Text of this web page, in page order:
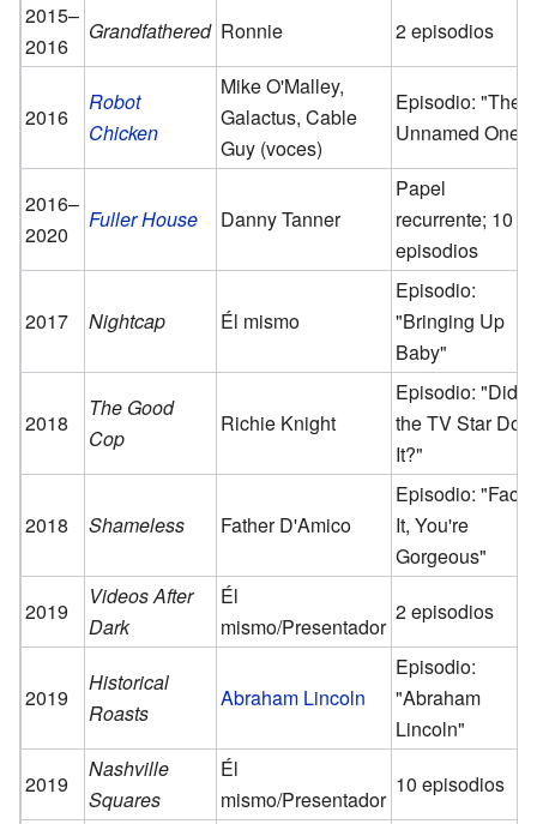
2015–
2016
Grandfathered Ronnie 2 episodios
2016
Robot
Chicken
Mike O'Malley,
Galactus, Cable
Guy (voces)
Episodio: "The
Unnamed One"
2016–
2020
Fuller House Danny Tanner
Papel
recurrente; 10
episodios
2017 Nightcap Él mismo
Episodio:
"Bringing Up
Baby"
2018
The Good
Cop
Richie Knight
Episodio: "Did
the TV Star Do
It?"
2018 Shameless Father D'Amico
Episodio: "Face
It, You're
Gorgeous"
2019
Videos After
Dark
Él
mismo/Presentador
2 episodios
2019
Historical
Roasts
Abraham Lincoln
Episodio:
"Abraham
Lincoln"
2019
Nashville
Squares
Él
mismo/Presentador
10 episodios